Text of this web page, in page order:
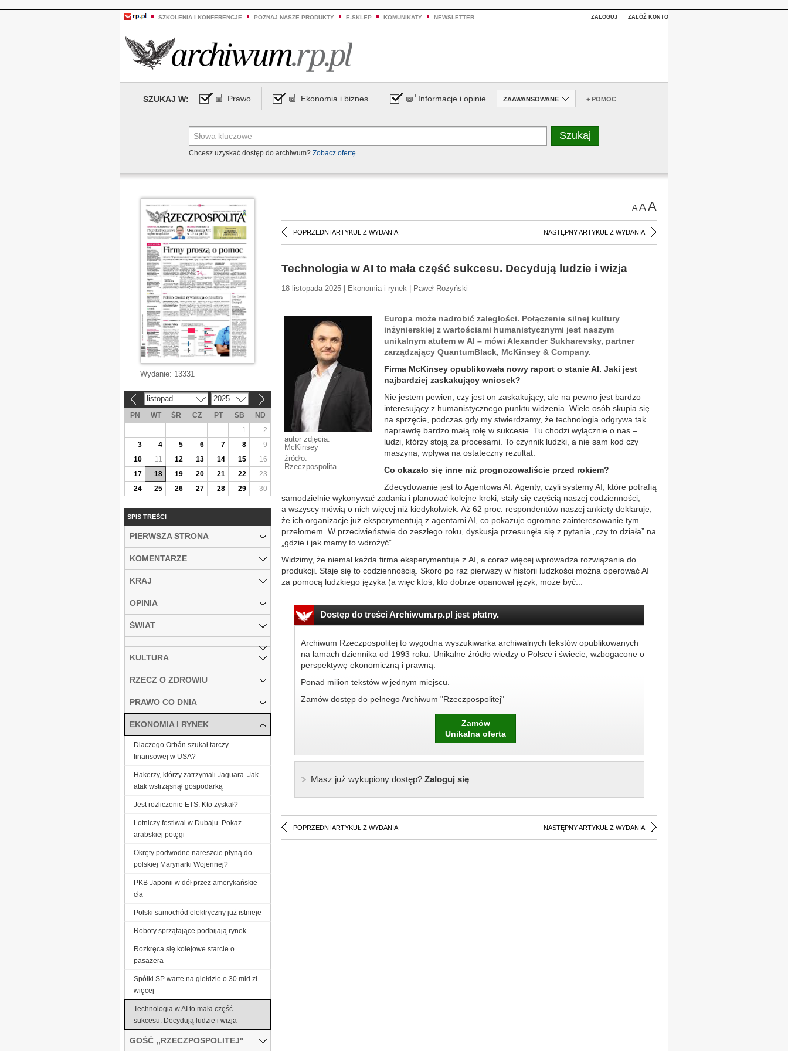
SZKOLENIA I KONFERENCJE POZNAJ NASZE PRODUKTY E-SKLEP KOMUNIKATY NEWSLETTER ZALOGUJ ZAŁÓŻ KONTO
SZUKAJ W: Prawo Ekonomia i biznes Informacje i opinie ZAAWANSOWANE + POMOC
Chcesz uzyskać dostęp do archiwum? Zobacz ofertę
AAA
POPRZEDNI ARTYKUŁ Z WYDANIA NASTĘPNY ARTYKUŁ Z WYDANIA
Technologia w AI to mała część sukcesu. Decydują ludzie i wizja
18 listopada 2025 | Ekonomia i rynek | Paweł Rożyński
autor zdjęcia:
McKinsey
źródło:
Rzeczpospolita
Europa może nadrobić zaległości. Połączenie silnej kultury
inżynierskiej z wartościami humanistycznymi jest naszym
unikalnym atutem w AI – mówi Alexander Sukharevsky, partner
zarządzający QuantumBlack, McKinsey & Company.
Firma McKinsey opublikowała nowy raport o stanie AI. Jaki jest
najbardziej zaskakujący wniosek?
Nie jestem pewien, czy jest on zaskakujący, ale na pewno jest bardzo
interesujący z humanistycznego punktu widzenia. Wiele osób skupia się
na sprzęcie, podczas gdy my stwierdzamy, że technologia odgrywa tak
naprawdę bardzo małą rolę w sukcesie. Tu chodzi wyłącznie o nas –
ludzi, którzy stoją za procesami. To czynnik ludzki, a nie sam kod czy
maszyna, wpływa na ostateczny rezultat.
Co okazało się inne niż prognozowaliście przed rokiem?
Zdecydowanie jest to Agentowa AI. Agenty, czyli systemy AI, które potrafią
samodzielnie wykonywać zadania i planować kolejne kroki, stały się częścią naszej codzienności,
a wszyscy mówią o nich więcej niż kiedykolwiek. Aż 62 proc. respondentów naszej ankiety deklaruje,
że ich organizacje już eksperymentują z agentami AI, co pokazuje ogromne zainteresowanie tym
przełomem. W przeciwieństwie do zeszłego roku, dyskusja przesunęła się z pytania „czy to działa” na
„gdzie i jak mamy to wdrożyć”.
Widzimy, że niemal każda firma eksperymentuje z AI, a coraz więcej wprowadza rozwiązania do
produkcji. Staje się to codziennością. Skoro po raz pierwszy w historii ludzkości można operować AI
za pomocą ludzkiego języka (a więc ktoś, kto dobrze opanował język, może być...
Dostęp do treści Archiwum.rp.pl jest płatny.
Archiwum Rzeczpospolitej to wygodna wyszukiwarka archiwalnych tekstów opublikowanych
na łamach dziennika od 1993 roku. Unikalne źródło wiedzy o Polsce i świecie, wzbogacone o
perspektywę ekonomiczną i prawną.
Ponad milion tekstów w jednym miejscu.
Zamów dostęp do pełnego Archiwum "Rzeczpospolitej"
Zamów
Unikalna oferta
Masz już wykupiony dostęp?Zaloguj się
POPRZEDNI ARTYKUŁ Z WYDANIA NASTĘPNY ARTYKUŁ Z WYDANIA
Wydanie: 13331
listopad 2025
PN WT ŚR CZ PT SB
ND
1
2
3
4 5 6 7 8
9
10
11 12 13 14 15
16
17
18 19 20 21 22
23
24
25 26 27 28 29 30
SPIS TREŚCI
PIERWSZA STRONA
KOMENTARZE
KRAJ
OPINIA
ŚWIAT
KULTURA
RZECZ O ZDROWIU
PRAWO CO DNIA
EKONOMIA I RYNEK
Dlaczego Orbán szukał tarczy
finansowej w USA?
Hakerzy, którzy zatrzymali Jaguara. Jak
atak wstrząsnął gospodarką
Jest rozliczenie ETS. Kto zyskał?
Lotniczy festiwal w Dubaju. Pokaz
arabskiej potęgi
Okręty podwodne nareszcie płyną do
polskiej Marynarki Wojennej?
PKB Japonii w dół przez amerykańskie
cła
Polski samochód elektryczny już istnieje
Roboty sprzątające podbijają rynek
Rozkręca się kolejowe starcie o
pasażera
Spółki SP warte na giełdzie o 30 mld zł
więcej
Technologia w AI to mała część
sukcesu. Decydują ludzie i wizja
GOŚĆ ,,RZECZPOSPOLITEJ''